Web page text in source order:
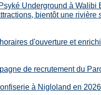
Underground à Walibi
bientôt une rivière
d'ouverture et
de recrutement du
à Nigloland en 2026